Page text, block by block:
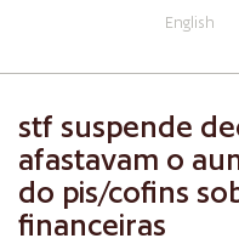
English
stf suspende
afastavam o
do pis/cofins
financeiras